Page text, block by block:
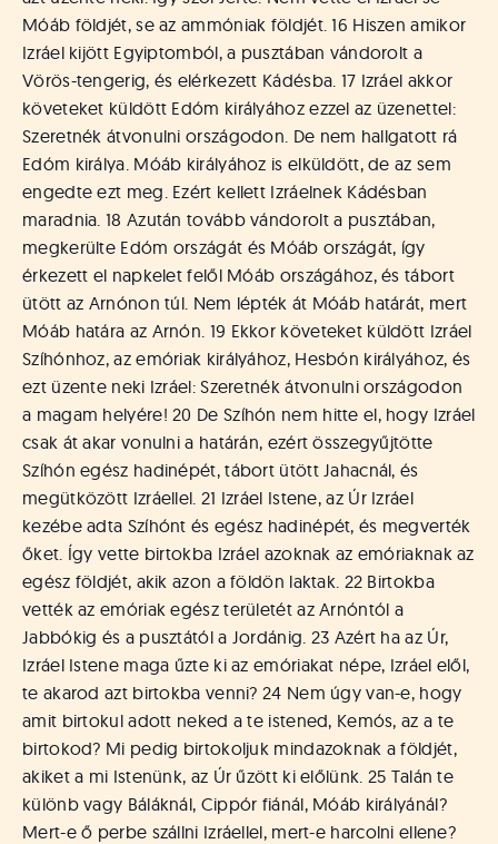
Móáb földjét, se az ammóniak földjét. 16 Hiszen amikor
Izráel kijött Egyiptomból, a pusztában vándorolt a
Vörös-tengerig, és elérkezett Kádésba. 17 Izráel akkor
követeket küldött Edóm királyához ezzel az üzenettel:
Szeretnék átvonulni országodon. De nem hallgatott rá
Edóm királya. Móáb királyához is elküldött, de az sem
engedte ezt meg. Ezért kellett Izráelnek Kádésban
maradnia. 18 Azután tovább vándorolt a pusztában,
megkerülte Edóm országát és Móáb országát, így
érkezett el napkelet felől Móáb országához, és tábort
ütött az Arnónon túl. Nem lépték át Móáb határát, mert
Móáb határa az Arnón. 19 Ekkor követeket küldött Izráel
Szíhónhoz, az emóriak királyához, Hesbón királyához, és
ezt üzente neki Izráel: Szeretnék átvonulni országodon
a magam helyére! 20 De Szíhón nem hitte el, hogy Izráel
csak át akar vonulni a határán, ezért összegyűjtötte
Szíhón egész hadinépét, tábort ütött Jahacnál, és
megütközött Izráellel. 21 Izráel Istene, az Úr Izráel
kezébe adta Szíhónt és egész hadinépét, és megverték
őket. Így vette birtokba Izráel azoknak az emóriaknak az
egész földjét, akik azon a földön laktak. 22 Birtokba
vették az emóriak egész területét az Arnóntól a
Jabbókig és a pusztától a Jordánig. 23 Azért ha az Úr,
Izráel Istene maga űzte ki az emóriakat népe, Izráel elől,
te akarod azt birtokba venni? 24 Nem úgy van-e, hogy
amit birtokul adott neked a te istened, Kemós, az a te
birtokod? Mi pedig birtokoljuk mindazoknak a földjét,
akiket a mi Istenünk, az Úr űzött ki előlünk. 25 Talán te
különb vagy Báláknál, Cippór fiánál, Móáb királyánál?
Mert-e ő perbe szállni Izráellel, mert-e harcolni ellene?